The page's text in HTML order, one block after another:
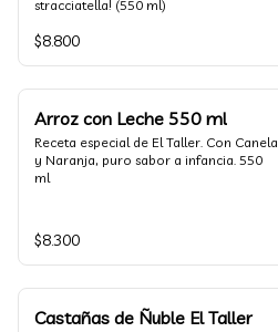
stracciatella! (550 ml)
$8.800
Arroz con Leche 550 ml
Receta especial de El Taller. Con Canela
y Naranja, puro sabor a infancia. 550
ml
$8.300
Castañas de Ñuble El Taller